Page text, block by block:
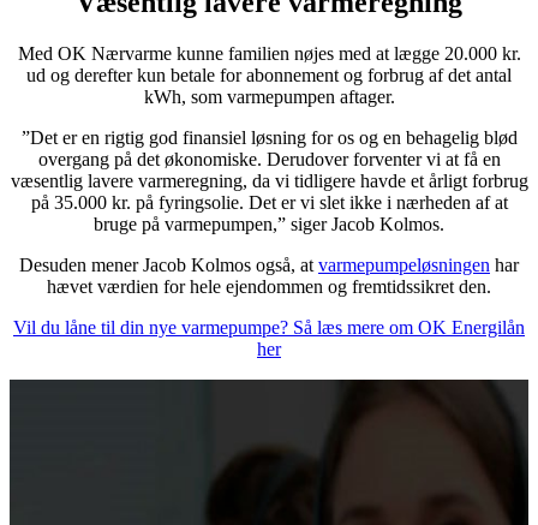
Med OK Nærvarme kunne familien nøjes med at lægge 20.000 kr.
ud og derefter kun betale for abonnement og forbrug af det antal
kWh, som varmepumpen aftager.
”Det er en rigtig god finansiel løsning for os og en behagelig blød
overgang på det økonomiske. Derudover forventer vi at få en
væsentlig lavere varmeregning, da vi tidligere havde et årligt forbrug
på 35.000 kr. på fyringsolie. Det er vi slet ikke i nærheden af at
bruge på varmepumpen,” siger Jacob Kolmos.
Desuden mener Jacob Kolmos også, at varmepumpeløsningen har
hævet værdien for hele ejendommen og fremtidssikret den.
Vil du låne til din nye varmepumpe? Så læs mere om OK Energilån
her